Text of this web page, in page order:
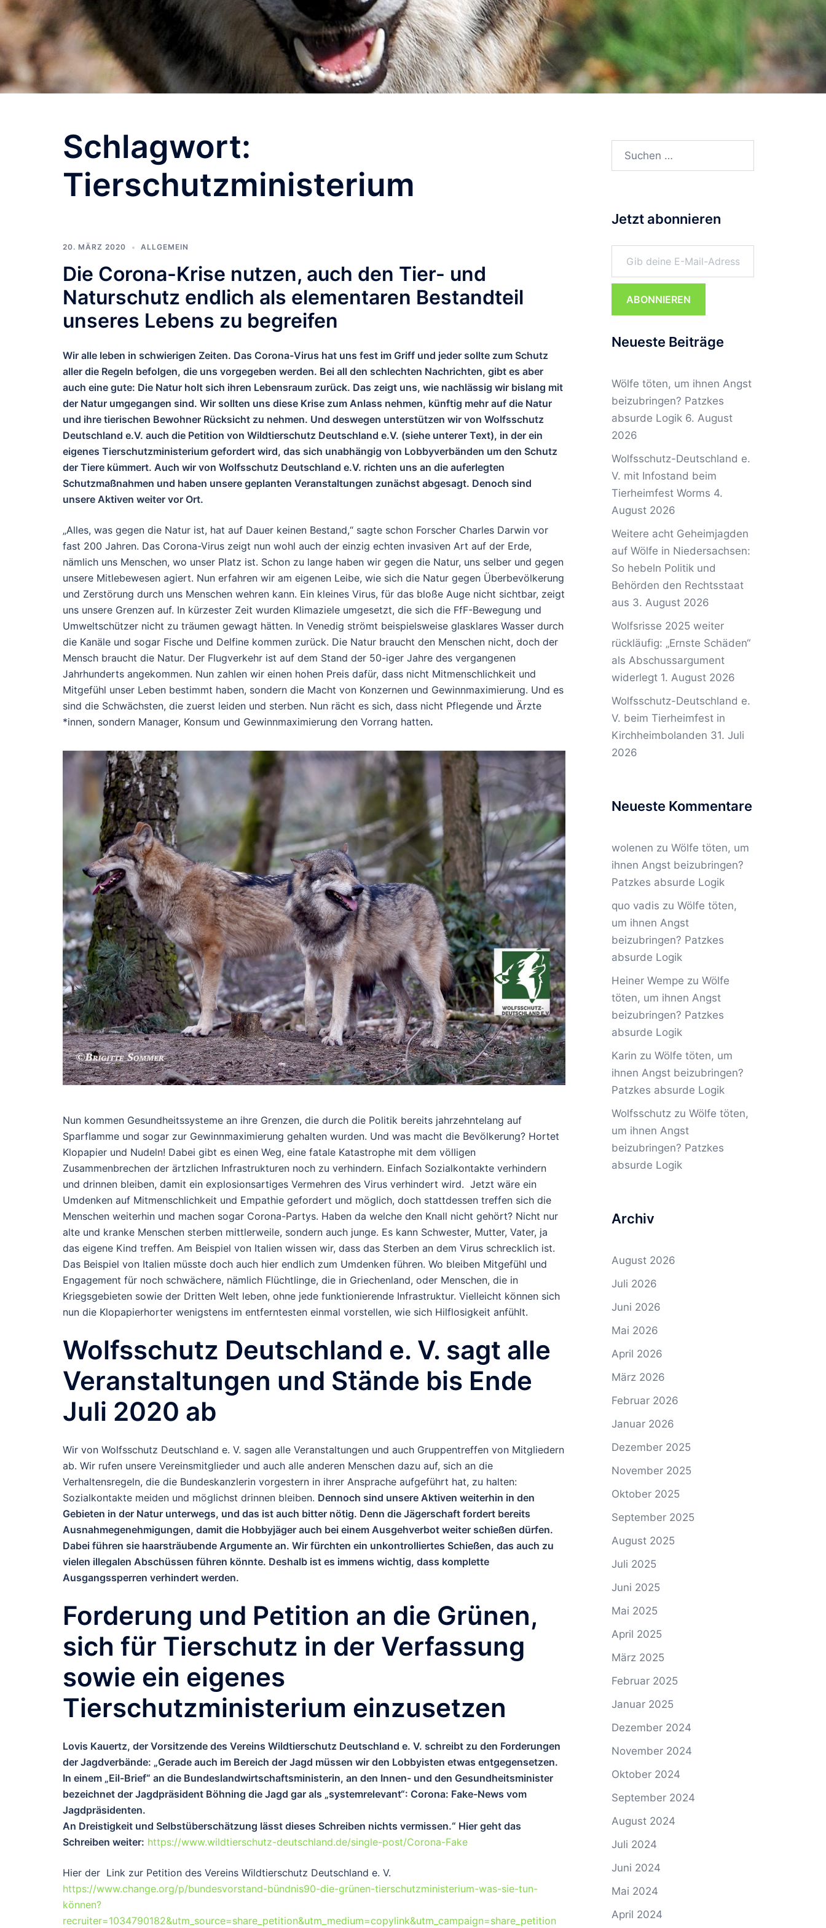
Schlagwort:
Tierschutzministerium
20. MÄRZ 2020 ALLGEMEIN
Die Corona-Krise nutzen, auch den Tier- und
Naturschutz endlich als elementaren Bestandteil
unseres Lebens zu begreifen
Wir alle leben in schwierigen Zeiten. Das Corona-Virus hat uns fest im Griff und jeder sollte zum Schutz
aller die Regeln befolgen, die uns vorgegeben werden. Bei all den schlechten Nachrichten, gibt es aber
auch eine gute: Die Natur holt sich ihren Lebensraum zurück. Das zeigt uns, wie nachlässig wir bislang mit
der Natur umgegangen sind. Wir sollten uns diese Krise zum Anlass nehmen, künftig mehr auf die Natur
und ihre tierischen Bewohner Rücksicht zu nehmen. Und deswegen unterstützen wir von Wolfsschutz
Deutschland e.V. auch die Petition von Wildtierschutz Deutschland e.V. (siehe unterer Text), in der ein
eigenes Tierschutzministerium gefordert wird, das sich unabhängig von Lobbyverbänden um den Schutz
der Tiere kümmert. Auch wir von Wolfsschutz Deutschland e.V. richten uns an die auferlegten
Schutzmaßnahmen und haben unsere geplanten Veranstaltungen zunächst abgesagt. Denoch sind
unsere Aktiven weiter vor Ort.
„Alles, was gegen die Natur ist, hat auf Dauer keinen Bestand,“ sagte schon Forscher Charles Darwin vor
fast 200 Jahren. Das Corona-Virus zeigt nun wohl auch der einzig echten invasiven Art auf der Erde,
nämlich uns Menschen, wo unser Platz ist. Schon zu lange haben wir gegen die Natur, uns selber und gegen
unsere Mitlebewesen agiert. Nun erfahren wir am eigenen Leibe, wie sich die Natur gegen Überbevölkerung
und Zerstörung durch uns Menschen wehren kann. Ein kleines Virus, für das bloße Auge nicht sichtbar, zeigt
uns unsere Grenzen auf. In kürzester Zeit wurden Klimaziele umgesetzt, die sich die FfF-Bewegung und
Umweltschützer nicht zu träumen gewagt hätten. In Venedig strömt beispielsweise glasklares Wasser durch
die Kanäle und sogar Fische und Delfine kommen zurück. Die Natur braucht den Menschen nicht, doch der
Mensch braucht die Natur. Der Flugverkehr ist auf dem Stand der 50-iger Jahre des vergangenen
Jahrhunderts angekommen. Nun zahlen wir einen hohen Preis dafür, dass nicht Mitmenschlichkeit und
Mitgefühl unser Leben bestimmt haben, sondern die Macht von Konzernen und Gewinnmaximierung. Und es
sind die Schwächsten, die zuerst leiden und sterben. Nun rächt es sich, dass nicht Pflegende und Ärzte
*innen, sondern Manager, Konsum und Gewinnmaximierung den Vorrang hatten.
Nun kommen Gesundheitssysteme an ihre Grenzen, die durch die Politik bereits jahrzehntelang auf
Sparflamme und sogar zur Gewinnmaximierung gehalten wurden. Und was macht die Bevölkerung? Hortet
Klopapier und Nudeln! Dabei gibt es einen Weg, eine fatale Katastrophe mit dem völligen
Zusammenbrechen der ärtzlichen Infrastrukturen noch zu verhindern. Einfach Sozialkontakte verhindern
und drinnen bleiben, damit ein explosionsartiges Vermehren des Virus verhindert wird. Jetzt wäre ein
Umdenken auf Mitmenschlichkeit und Empathie gefordert und möglich, doch stattdessen treffen sich die
Menschen weiterhin und machen sogar Corona-Partys. Haben da welche den Knall nicht gehört? Nicht nur
alte und kranke Menschen sterben mittlerweile, sondern auch junge. Es kann Schwester, Mutter, Vater, ja
das eigene Kind treffen. Am Beispiel von Italien wissen wir, dass das Sterben an dem Virus schrecklich ist.
Das Beispiel von Italien müsste doch auch hier endlich zum Umdenken führen. Wo bleiben Mitgefühl und
Engagement für noch schwächere, nämlich Flüchtlinge, die in Griechenland, oder Menschen, die in
Kriegsgebieten sowie der Dritten Welt leben, ohne jede funktionierende Infrastruktur. Vielleicht können sich
nun die Klopapierhorter wenigstens im entferntesten einmal vorstellen, wie sich Hilflosigkeit anfühlt.
Wolfsschutz Deutschland e. V. sagt alle
Veranstaltungen und Stände bis Ende
Juli 2020 ab
Wir von Wolfsschutz Deutschland e. V. sagen alle Veranstaltungen und auch Gruppentreffen von Mitgliedern
ab. Wir rufen unsere Vereinsmitglieder und auch alle anderen Menschen dazu auf, sich an die
Verhaltensregeln, die die Bundeskanzlerin vorgestern in ihrer Ansprache aufgeführt hat, zu halten:
Sozialkontakte meiden und möglichst drinnen bleiben. Dennoch sind unsere Aktiven weiterhin in den
Gebieten in der Natur unterwegs, und das ist auch bitter nötig. Denn die Jägerschaft fordert bereits
Ausnahmegenehmigungen, damit die Hobbyjäger auch bei einem Ausgehverbot weiter schießen dürfen.
Dabei führen sie haarsträubende Argumente an. Wir fürchten ein unkontrolliertes Schießen, das auch zu
vielen illegalen Abschüssen führen könnte. Deshalb ist es immens wichtig, dass komplette
Ausgangssperren verhindert werden.
Forderung und Petition an die Grünen,
sich für Tierschutz in der Verfassung
sowie ein eigenes
Tierschutzministerium einzusetzen
Lovis Kauertz, der Vorsitzende des Vereins Wildtierschutz Deutschland e. V. schreibt zu den Forderungen
der Jagdverbände: „Gerade auch im Bereich der Jagd müssen wir den Lobbyisten etwas entgegensetzen.
In einem „Eil-Brief“ an die Bundeslandwirtschaftsministerin, an den Innen- und den Gesundheitsminister
bezeichnet der Jagdpräsident Böhning die Jagd gar als „systemrelevant“: Corona: Fake-News vom
Jagdpräsidenten.
An Dreistigkeit und Selbstüberschätzung lässt dieses Schreiben nichts vermissen.“ Hier geht das
Schreiben weiter: https://www.wildtierschutz-deutschland.de/single-post/Corona-Fake
Hier der Link zur Petition des Vereins Wildtierschutz Deutschland e. V.
https://www.change.org/p/bundesvorstand-bündnis90-die-grünen-tierschutzministerium-was-sie-tun-
können?
recruiter=1034790182&utm_source=share_petition&utm_medium=copylink&utm_campaign=share_petition
Suchen
Jetzt abonnieren
Gib deine E-Mail-Adresse ein ...
ABONNIEREN
Neueste Beiträge
Wölfe töten, um ihnen Angst
beizubringen? Patzkes
absurde Logik 6. August
2026
Wolfsschutz-Deutschland e.
V. mit Infostand beim
Tierheimfest Worms 4.
August 2026
Weitere acht Geheimjagden
auf Wölfe in Niedersachsen:
So hebeln Politik und
Behörden den Rechtsstaat
aus 3. August 2026
Wolfsrisse 2025 weiter
rückläufig: „Ernste Schäden“
als Abschussargument
widerlegt 1. August 2026
Wolfsschutz-Deutschland e.
V. beim Tierheimfest in
Kirchheimbolanden 31. Juli
2026
Neueste Kommentare
wolenen zu Wölfe töten, um
ihnen Angst beizubringen?
Patzkes absurde Logik
quo vadis zu Wölfe töten,
um ihnen Angst
beizubringen? Patzkes
absurde Logik
Heiner Wempe zu Wölfe
töten, um ihnen Angst
beizubringen? Patzkes
absurde Logik
Karin zu Wölfe töten, um
ihnen Angst beizubringen?
Patzkes absurde Logik
Wolfsschutzzu Wölfe töten,
um ihnen Angst
beizubringen? Patzkes
absurde Logik
Archiv
August 2026
Juli 2026
Juni 2026
Mai 2026
April 2026
März 2026
Februar 2026
Januar 2026
Dezember 2025
November 2025
Oktober 2025
September 2025
August 2025
Juli 2025
Juni 2025
Mai 2025
April 2025
März 2025
Februar 2025
Januar 2025
Dezember 2024
November 2024
Oktober 2024
September 2024
August 2024
Juli 2024
Juni 2024
Mai 2024
April 2024